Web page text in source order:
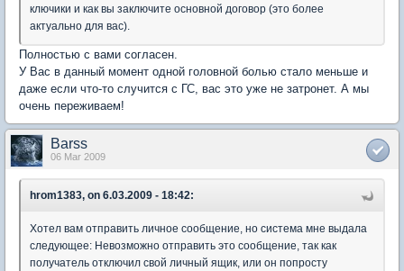
ключики и как вы заключите основной договор (это более
актуально для вас).
Полностью с вами согласен.
У Вас в данный момент одной головной болью стало меньше и
даже если что-то случится с ГС, вас это уже не затронет. А мы
очень переживаем!
Barss
06 Mar 2009
hrom1383, on 6.03.2009 - 18:42:
Хотел вам отправить личное сообщение, но система мне выдала
следующее: Невозможно отправить это сообщение, так как
получатель отключил свой личный ящик, или он попросту